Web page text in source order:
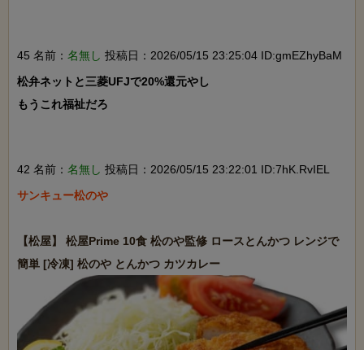
45 名前： 名無し 投稿日：2026/05/15 23:25:04 ID:gmEZhyBaM
松弁ネットと三菱UFJで20%還元やし
もうこれ福祉だろ
42 名前： 名無し 投稿日：2026/05/15 23:22:01 ID:7hK.RvIEL
サンキュー松のや
【松屋】 松屋Prime 10食 松のや監修 ロースとんかつ レンジで